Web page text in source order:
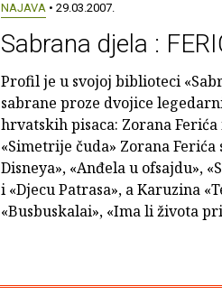
NAJAVA• 29.03.2007.
Sabrana djela :
Profil je u svojoj biblioteci
sabrane proze dvojice
hrvatskih pisaca: Zorana
«Simetrije čuda» Zorana
Disneya», «Anđela u ofsajdu»,
i «Djecu Patrasa», a Karuzina
«Busbuskalai», «Ima li života